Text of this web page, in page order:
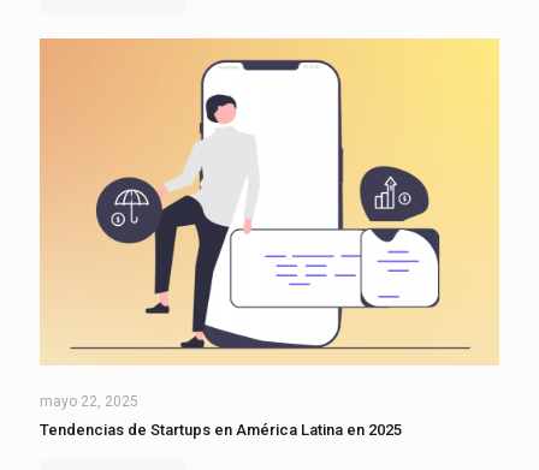
mayo 22, 2025
Tendencias de Startups en América Latina en 2025